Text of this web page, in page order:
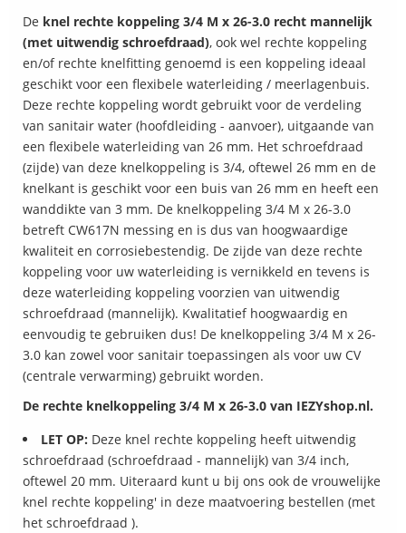
De knel rechte koppeling 3/4 M x 26-3.0 recht mannelijk
(met uitwendig schroefdraad) , ook wel rechte koppeling
en/of rechte knelfitting genoemd is een koppeling ideaal
geschikt voor een flexibele waterleiding / meerlagenbuis.
Deze rechte koppeling wordt gebruikt voor de verdeling
van sanitair water (hoofdleiding - aanvoer), uitgaande van
een flexibele waterleiding van 26 mm. Het schroefdraad
(zijde) van deze knelkoppeling is 3/4, oftewel 26 mm en de
knelkant is geschikt voor een buis van 26 mm en heeft een
wanddikte van 3 mm. De knelkoppeling 3/4 M x 26-3.0
betreft CW617N messing en is dus van hoogwaardige
kwaliteit en corrosiebestendig. De zijde van deze rechte
koppeling voor uw waterleiding is vernikkeld en tevens is
deze waterleiding koppeling voorzien van uitwendig
schroefdraad (mannelijk). Kwalitatief hoogwaardig en
eenvoudig te gebruiken dus! De knelkoppeling 3/4 M x 26-
3.0 kan zowel voor sanitair toepassingen als voor uw CV
(centrale verwarming) gebruikt worden.
De rechte knelkoppeling 3/4 M x 26-3.0 van IEZYshop.nl.
LET OP: Deze knel rechte koppeling heeft uitwendig
schroefdraad (schroefdraad - mannelijk) van 3/4 inch,
oftewel 20 mm. Uiteraard kunt u bij ons ook de vrouwelijke
knel rechte koppeling' in deze maatvoering bestellen (met
het schroefdraad ).